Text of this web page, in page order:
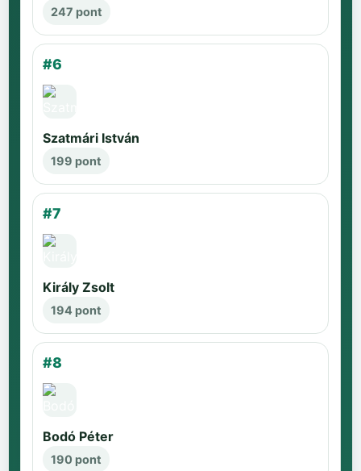
247 pont
#6
Szatmári István
199 pont
#7
Király Zsolt
194 pont
#8
Bodó Péter
190 pont